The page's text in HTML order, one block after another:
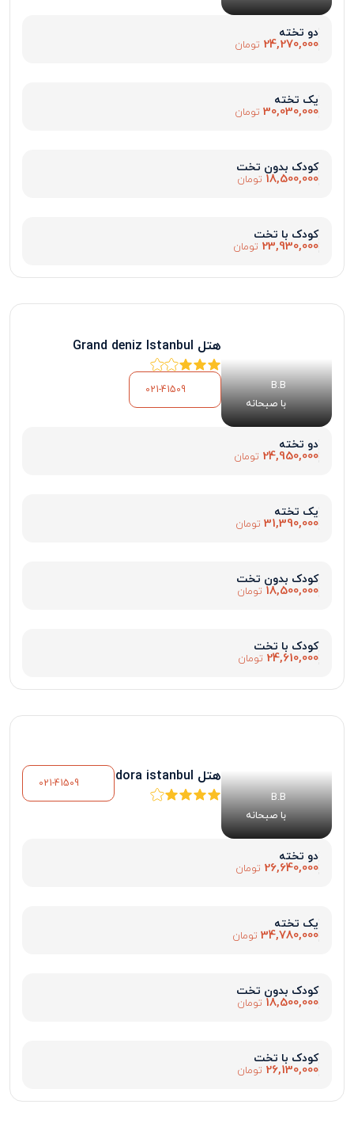
دو تخته
24,270,000 تومان
یک تخته
30,030,000 تومان
کودک بدون تخت
18,500,000 تومان
کودک با تخت
23,930,000 تومان
B.B
با صبحانه
هتل Grand deniz Istanbul
021-41509
دو تخته
24,950,000 تومان
یک تخته
31,390,000 تومان
کودک بدون تخت
18,500,000 تومان
کودک با تخت
24,610,000 تومان
B.B
با صبحانه
هتل dora istanbul 021-41509
دو تخته
26,640,000 تومان
یک تخته
34,780,000 تومان
کودک بدون تخت
18,500,000 تومان
کودک با تخت
26,130,000 تومان